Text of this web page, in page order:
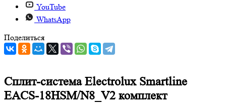
YouTube
WhatsApp
Поделиться
Сплит-система Electrolux Smartline
EACS-18HSM/N8_V2 комплект